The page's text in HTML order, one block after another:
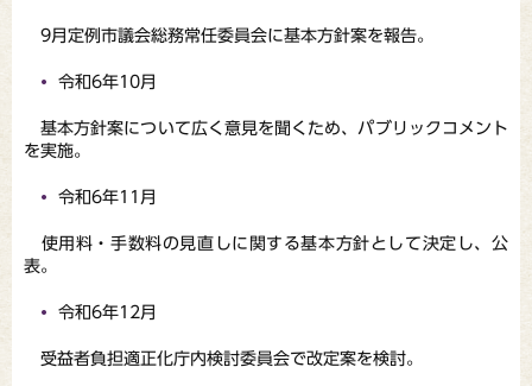
9月定例市議会総務常任委員会に基本方針案を報告。
令和6年10月
基本方針案について広く意見を聞くため、パブリックコメント
を実施。
令和6年11月
使用料・手数料の見直しに関する基本方針として決定し、公
表。
令和6年12月
受益者負担適正化庁内検討委員会で改定案を検討。